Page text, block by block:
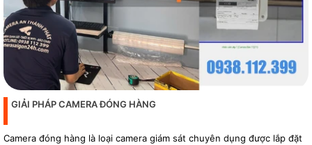
GIẢI PHÁP CAMERA ĐÓNG HÀNG
Camera đóng hàng là loại camera giám sát chuyên dụng được lắp đặt